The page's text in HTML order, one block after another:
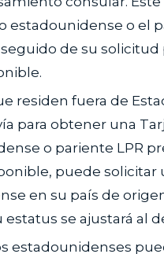
o el
de su solicitud
residen fuera de
para obtener una
o pariente LPR
puede solicitar
en su país de
se ajustará al
estadounidenses